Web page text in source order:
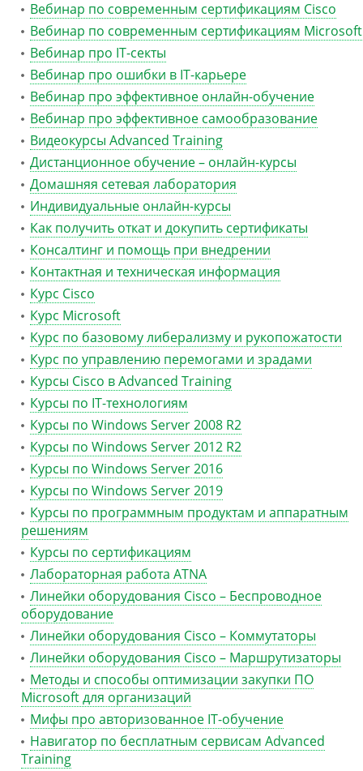
Вебинар по современным сертификациям Cisco
Вебинар по современным сертификациям Microsoft
Вебинар про IT-секты
Вебинар про ошибки в IT-карьере
Вебинар про эффективное онлайн-обучение
Вебинар про эффективное самообразование
Видеокурсы Advanced Training
Дистанционное обучение – онлайн-курсы
Домашняя сетевая лаборатория
Индивидуальные онлайн-курсы
Как получить откат и докупить сертификаты
Консалтинг и помощь при внедрении
Контактная и техническая информация
Курс Cisco
Курс Microsoft
Курс по базовому либерализму и рукопожатости
Курс по управлению перемогами и зрадами
Курсы Cisco в Advanced Training
Курсы по IT-технологиям
Курсы по Windows Server 2008 R2
Курсы по Windows Server 2012 R2
Курсы по Windows Server 2016
Курсы по Windows Server 2019
Курсы по программным продуктам и аппаратным
решениям
Курсы по сертификациям
Лабораторная работа ATNA
Линейки оборудования Cisco – Беспроводное
оборудование
Линейки оборудования Cisco – Коммутаторы
Линейки оборудования Cisco – Маршрутизаторы
Методы и способы оптимизации закупки ПО
Microsoft для организаций
Мифы про авторизованное IT-обучение
Навигатор по бесплатным сервисам Advanced
Training